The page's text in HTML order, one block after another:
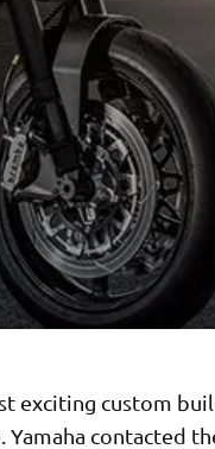
exciting custom
Yamaha contacted